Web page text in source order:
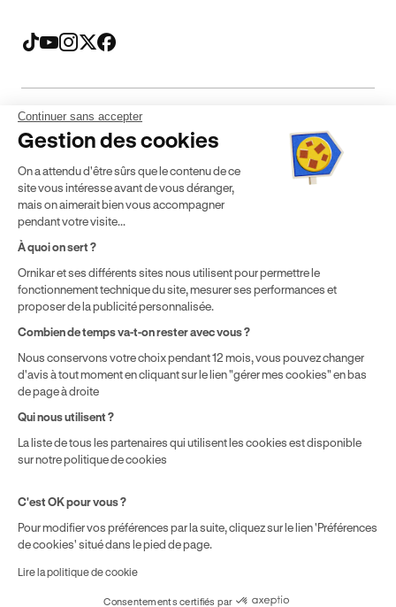
Mentions légales CGV CGU Politique de confidentialité
* Détail des conditions de nos offres
localisation géographique et du type de formules que vous
achetez comme détaillé dans nosConditions Générales de
Vente.
Continuer sans accepter
Gestion des cookies
On a attendu d'être sûrs que le contenu de ce
site vous intéresse avant de vous déranger,
mais on aimerait bien vous accompagner
pendant votre visite...
À quoi on sert ?
Ornikar et ses différents sites nous utilisent pour permettre le
fonctionnement technique du site, mesurer ses performances et
proposer de la publicité personnalisée.
Combien de temps va-t-on rester avec vous ?
Nous conservons votre choix pendant 12 mois, vous pouvez changer
d'avis à tout moment en cliquant sur le lien "gérer mes cookies" en bas
de page à droite
Qui nous utilisent ?
La liste de tous les partenaires qui utilisent les cookies est disponible
sur notre politique de cookies
C'est OK pour vous ?
Pour modifier vos préférences par la suite, cliquez sur le lien 'Préférences
de cookies' situé dans le pied de page.
Lire la politique de cookie
Consentements certifiés par